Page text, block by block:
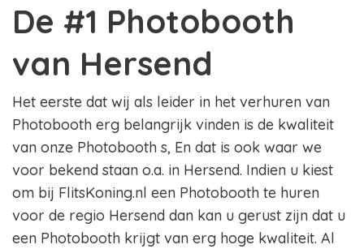
De #1 Photobooth
van Hersend
Het eerste dat wij als leider in het verhuren van
Photobooth erg belangrijk vinden is de kwaliteit
van onze Photobooth s, En dat is ook waar we
voor bekend staan o.a. in Hersend. Indien u kiest
om bij FlitsKoning.nl een Photobooth te huren
voor de regio Hersend dan kan u gerust zijn dat u
een Photobooth krijgt van erg hoge kwaliteit. Al